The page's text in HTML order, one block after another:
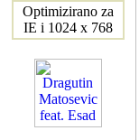
Optimizirano za
IE i 1024 x 768